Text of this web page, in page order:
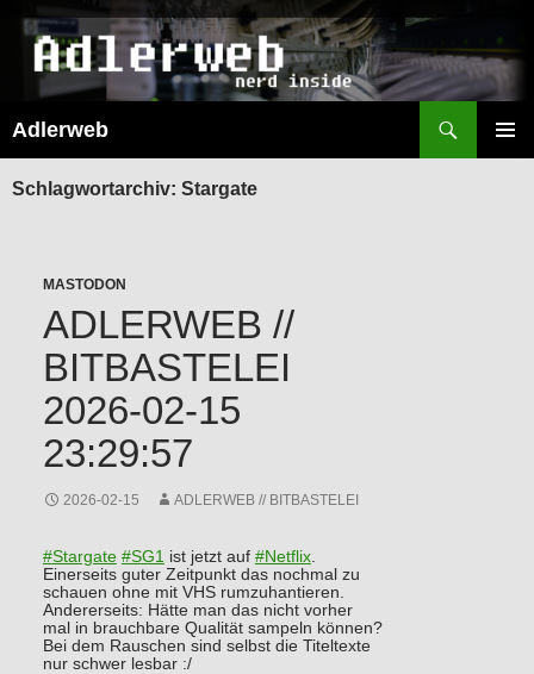
Adlerweb
SPRINGEN
Schlagwortarchiv: Stargate
MASTODON
ADLERWEB //
BITBASTELEI
2026-02-15
23:29:57
2026-02-15 ADLERWEB // BITBASTELEI
#Stargate #SG1 ist jetzt auf #Netflix.
Einerseits guter Zeitpunkt das nochmal zu
schauen ohne mit VHS rumzuhantieren.
Andererseits: Hätte man das nicht vorher
mal in brauchbare Qualität sampeln können?
Bei dem Rauschen sind selbst die Titeltexte
nur schwer lesbar :/